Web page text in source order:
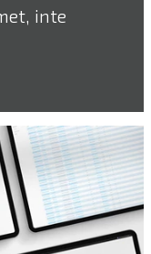
inte